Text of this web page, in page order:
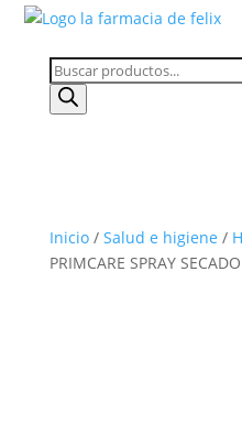
Búsqueda
de
productos
Inicio/ Salud e higiene /
PRIMCARE SPRAY